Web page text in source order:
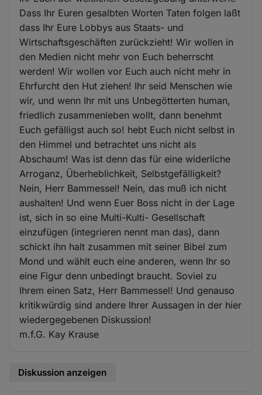
Dass Ihr Euren gesalbten Worten Taten folgen laßt
dass Ihr Eure Lobbys aus Staats- und
Wirtschaftsgeschäften zurückzieht! Wir wollen in
den Medien nicht mehr von Euch beherrscht
werden! Wir wollen vor Euch auch nicht mehr in
Ehrfurcht den Hut ziehen! Ihr seid Menschen wie
wir, und wenn Ihr mit uns Unbegötterten human,
friedlich zusammenleben wollt, dann benehmt
Euch gefälligst auch so! hebt Euch nicht selbst in
den Himmel und betrachtet uns nicht als
Abschaum! Was ist denn das für eine widerliche
Arroganz, Überheblichkeit, Selbstgefälligkeit?
Nein, Herr Bammessel! Nein, das muß ich nicht
aushalten! Und wenn Euer Boss nicht in der Lage
ist, sich in so eine Multi-Kulti- Gesellschaft
einzufügen (integrieren nennt man das), dann
schickt ihn halt zusammen mit seiner Bibel zum
Mond und wählt euch eine anderen, wenn Ihr so
eine Figur denn unbedingt braucht. Soviel zu
Ihrem einen Satz, Herr Bammessel! Und genauso
kritikwürdig sind andere Ihrer Aussagen in der hier
wiedergegebenen Diskussion!
m.f.G. Kay Krause
Diskussion anzeigen